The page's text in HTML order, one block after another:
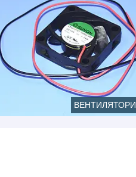
ВЕНТИЛЯТОРИ